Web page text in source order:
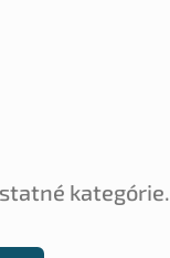
kategórie.